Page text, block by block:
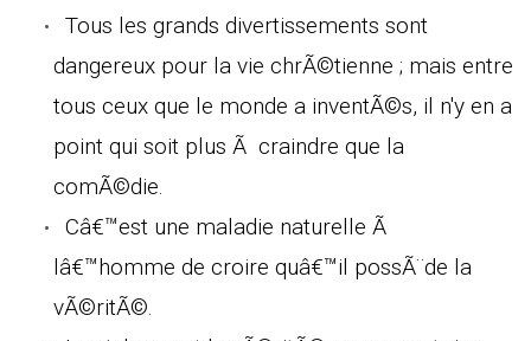
Tous les grands divertissements sont
dangereux pour la vie chrÃ©tienne ; mais entre
tous ceux que le monde a inventÃ©s, il n'y en a
point qui soit plus Ã craindre que la
comÃ©die.
Câ€™est une maladie naturelle Ã
lâ€™homme de croire quâ€™il possÃ¨de la
vÃ©ritÃ©.